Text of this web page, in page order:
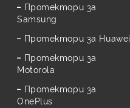
Протектори за
Samsung
Протектори за Huawei
Протектори за
Motorola
Протектори за
OnePlus